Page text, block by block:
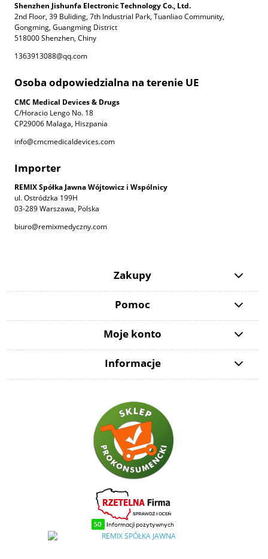
Shenzhen Jishunfa Electronic Technology Co., Ltd.
2nd Floor, 39 Buliding, 7th Industrial Park, Tuanliao Community,
Gongming, Guangming District
518000 Shenzhen, Chiny
1363913088@qq.com
Osoba odpowiedzialna na terenie UE
CMC Medical Devices & Drugs
C/Horacio Lengo No. 18
CP29006 Malaga, Hiszpania
info@cmcmedicaldevices.com
Importer
REMIX Spółka Jawna Wójtowicz i Wspólnicy
ul. Ostródzka 199H
03-289 Warszawa, Polska
biuro@remixmedyczny.com
Zakupy
Pomoc
Moje konto
Informacje